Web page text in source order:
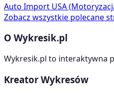
Auto Import USA(
Zobacz wszystkie polecane
O Wykresik.pl
Wykresik.pl to interaktywna
Kreator Wykresów